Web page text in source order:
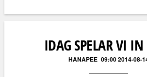
IDAG SPELAR VI
HANAPEE 09:00 2014-08-